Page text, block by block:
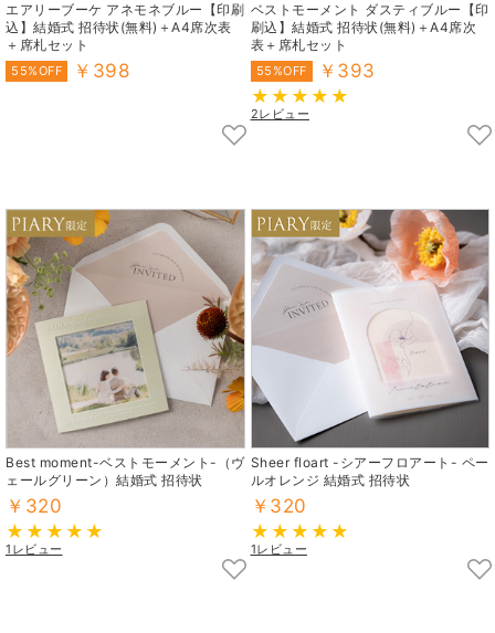
エアリーブーケ アネモネブルー【印刷
込】結婚式 招待状(無料)＋A4席次表
＋席札セット
55%OFF ￥398
ベストモーメント ダスティブルー【印
刷込】結婚式 招待状(無料)＋A4席次
表＋席札セット
55%OFF ￥393
2レビュー
Best moment-ベストモーメント-（ヴ
ェールグリーン）結婚式 招待状
￥320
1レビュー
Sheer floart -シアーフロアート- ペー
ルオレンジ 結婚式 招待状
￥320
1レビュー